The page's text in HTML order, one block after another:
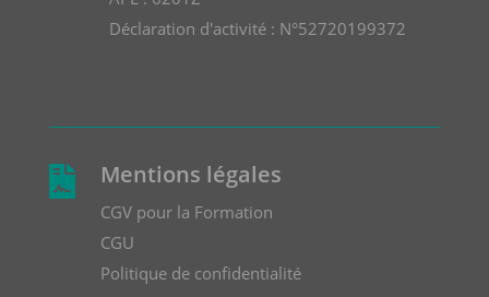
Déclaration d'activité : N°52720199372
 Mentions légales
CGV pour la Formation
CGU
Politique de confidentialité